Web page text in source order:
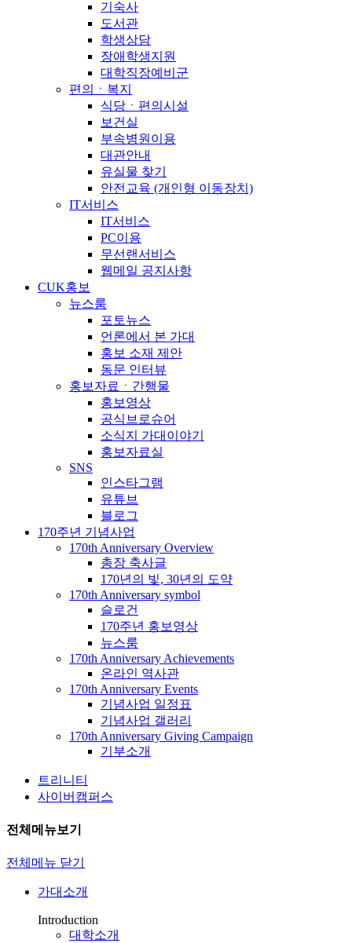
기숙사
도서관
학생상담
장애학생지원
대학직장예비군
편의ㆍ복지
식당ㆍ편의시설
보건실
부속병원이용
대관안내
유실물 찾기
안전교육 (개인형 이동장치)
IT서비스
IT서비스
PC이용
무선랜서비스
웹메일 공지사항
CUK홍보
뉴스룸
포토뉴스
언론에서 본 가대
홍보 소재 제안
동문 인터뷰
홍보자료ㆍ간행물
홍보영상
공식브로슈어
소식지 가대이야기
홍보자료실
SNS
인스타그램
유튜브
블로그
170주년 기념사업
170th Anniversary Overview
총장 축사글
170년의 빛, 30년의 도약
170th Anniversary symbol
슬로건
170주년 홍보영상
뉴스룸
170th Anniversary Achievements
온라인 역사관
170th Anniversary Events
기념사업 일정표
기념사업 갤러리
170th Anniversary Giving Campaign
기부소개
트리니티
사이버캠퍼스
전체메뉴보기
전체메뉴 닫기
가대소개
Introduction
대학소개